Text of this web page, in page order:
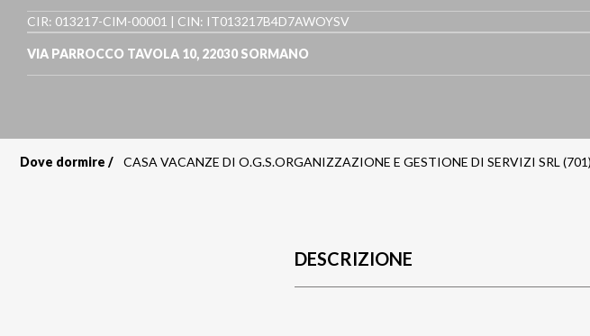
CIR: 013217-CIM-00001 | CIN: IT013217B4D7AWOYSV
VIA PARROCCO TAVOLA 10, 22030 SORMANO
Dove dormire CASA VACANZE DI O.G.S.ORGANIZZAZIONE E GESTIONE DI SERVIZI SRL (701)
DESCRIZIONE